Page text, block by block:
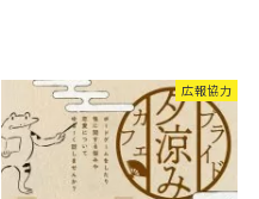
広報協力